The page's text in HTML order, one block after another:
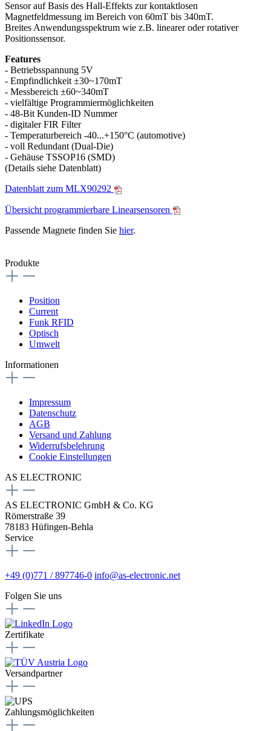
Sensor auf Basis des Hall-Effekts zur kontaktlosen
Magnetfeldmessung im Bereich von 60mT bis 340mT.
Breites Anwendungsspektrum wie z.B. linearer oder rotativer
Positionssensor.
Features
- Betriebsspannung 5V
- Empfindlichkeit ±30~170mT
- Messbereich ±60~340mT
- vielfältige Programmiermöglichkeiten
- 48-Bit Kunden-ID Nummer
- digitaler FIR Filter
- Temperaturbereich -40...+150°C (automotive)
- voll Redundant (Dual-Die)
- Gehäuse TSSOP16 (SMD)
(Details siehe Datenblatt)
Datenblatt zum MLX90292
Übersicht programmierbare Linearsensoren
Passende Magnete finden Sie hier.
Produkte
Position
Current
Funk RFID
Optisch
Umwelt
Informationen
Impressum
Datenschutz
AGB
Versand und Zahlung
Widerrufsbelehrung
Cookie Einstellungen
AS ELECTRONIC
AS ELECTRONIC GmbH & Co. KG
Römerstraße 39
78183 Hüfingen-Behla
Service
+49 (0)771 / 897746-0 info@as-electronic.net
Folgen Sie uns
Zertifikate
Versandpartner
Zahlungsmöglichkeiten